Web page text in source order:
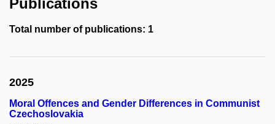
Publications
Total number of publications: 1
2025
Moral Offences and Gender Differences in Communist
Czechoslovakia